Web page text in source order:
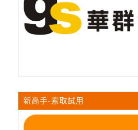
新高手-索取試用